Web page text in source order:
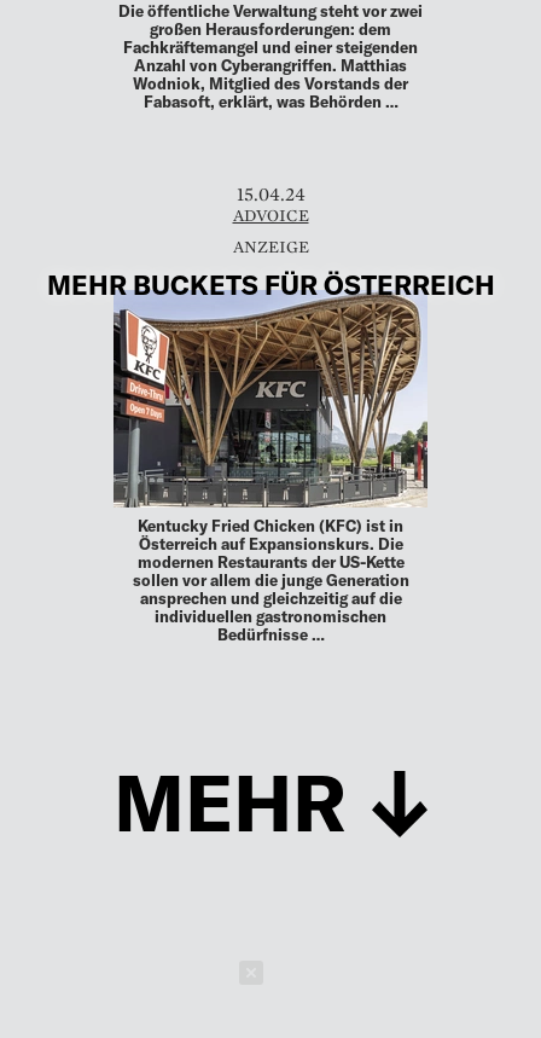
Die öffentliche Verwaltung steht vor zwei
großen Herausforderungen: dem
Fachkräftemangel und einer steigenden
Anzahl von Cyberangriffen. Matthias
Wodniok, Mitglied des Vorstands der
Fabasoft, erklärt, was Behörden …
15.04.24
ADVOICE
MEHR BUCKETS FÜR ÖSTERREICH
Kentucky Fried Chicken (KFC) ist in
Österreich auf Expansionskurs. Die
modernen Restaurants der US-Kette
sollen vor allem die junge Generation
ansprechen und gleichzeitig auf die
individuellen gastronomischen
Bedürfnisse …
MEHR